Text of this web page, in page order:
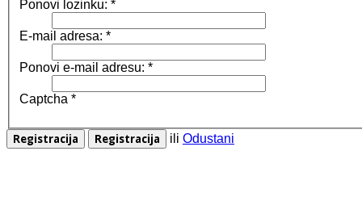
Ponovi lozinku: *
E-mail adresa: *
Ponovi e-mail adresu: *
Captcha *
ili Odustani